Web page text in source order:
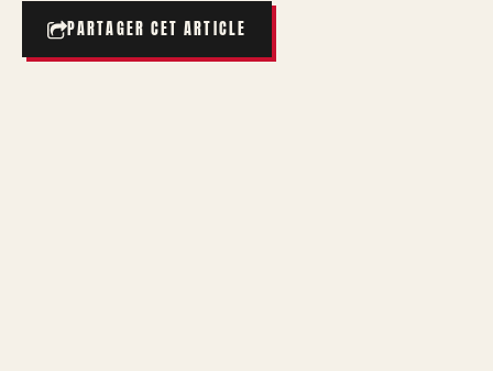
PARTAGER CET ARTICLE